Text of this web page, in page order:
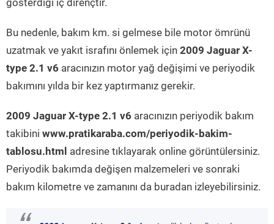
gösterdiği iç dirençtir.
Bu nedenle, bakım km. si gelmese bile motor ömrünü
uzatmak ve yakıt israfını önlemek için 2009 Jaguar X-
type 2.1 v6 aracınızın motor yağ değişimi ve periyodik
bakımını yılda bir kez yaptırmanız gerekir.
2009 Jaguar X-type 2.1 v6 aracınızın periyodik bakım
takibini www.pratikaraba.com/periyodik-bakim-
tablosu.html adresine tıklayarak online görüntülersiniz.
Periyodik bakımda değişen malzemeleri ve sonraki
bakım kilometre ve zamanını da buradan izleyebilirsiniz.